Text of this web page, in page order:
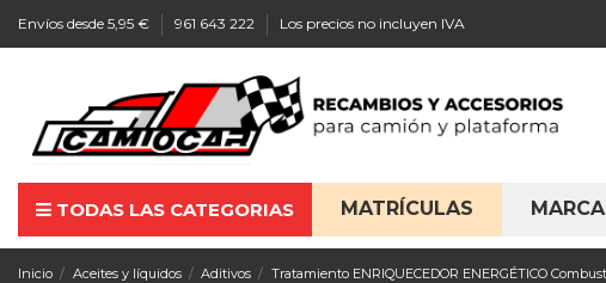
Envíos desde 5,95 € 961 643 222 Los precios no incluyen IVA
TODAS LAS CATEGORIAS MATRÍCULAS
Inicio Aceites y líquidos Aditivos Tratamiento ENRIQUECEDOR ENERGÉTICO